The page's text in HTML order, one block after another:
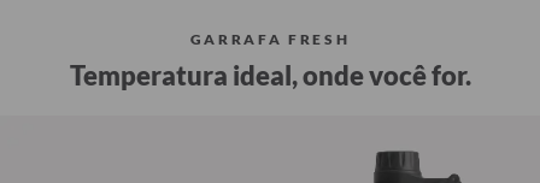
GARRAFA FRESH
Temperatura ideal, onde você for.